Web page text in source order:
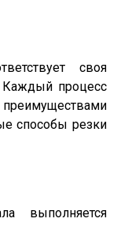
своя
Каждый процесс
преимуществами
способы резки
выполняется